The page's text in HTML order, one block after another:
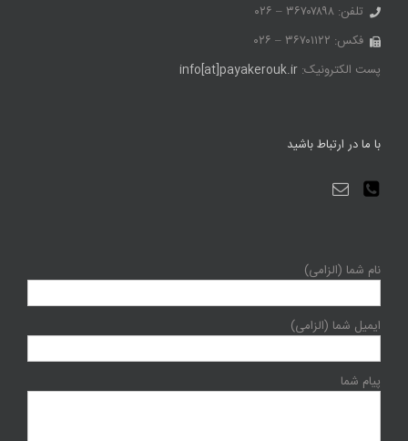
تلفن: ۳۶۷۰۷۸۹۸ – ۰۲۶
فکس: ۳۶۷۰۱۱۲۲ – ۰۲۶
پست الکترونیک: info[at]payakerouk.ir
با ما در ارتباط باشید
نام شما (الزامی)
ایمیل شما (الزامی)
پیام شما